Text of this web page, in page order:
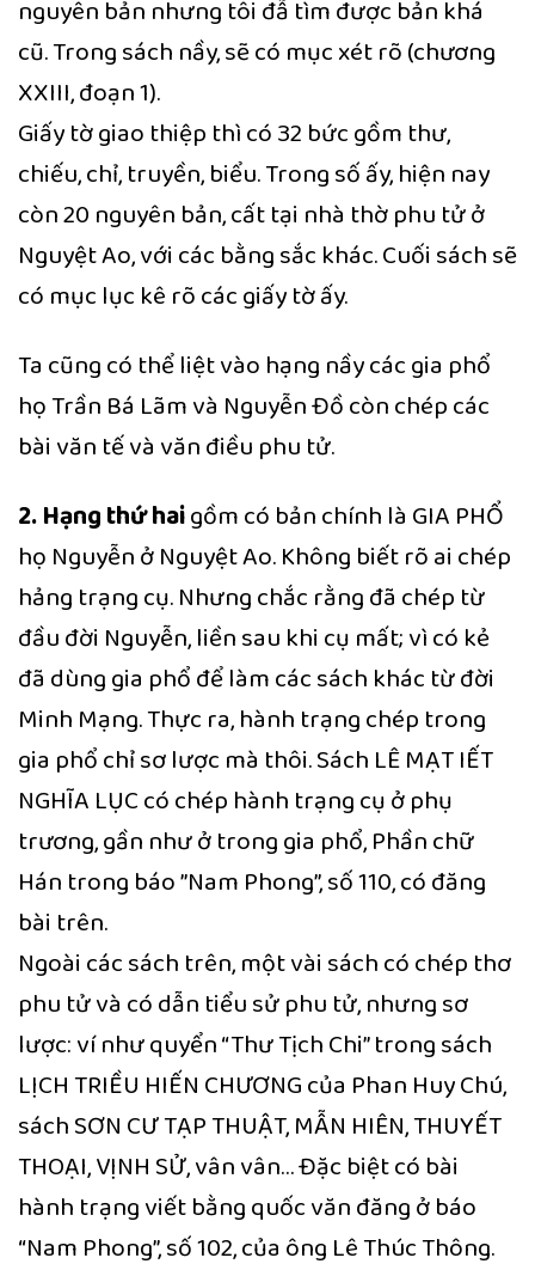
nguyên bản nhưng tôi đẫ tìm được bản khá
cũ. Trong sách nầy, sẽ có mục xét rõ (chương
XXIII, đoạn 1).
Giấy tờ giao thiệp thì có 32 bức gồm thư,
chiếu, chỉ, truyền, biểu. Trong số ấy, hiện nay
còn 20 nguyên bản, cất tại nhà thờ phu tử ở
Nguyệt Ao, với các bằng sắc khác. Cuối sách sẽ
có mục lục kê rõ các giấy tờ ấy.
Ta cũng có thể liệt vào hạng nầy các gia phổ
họ Trần Bá Lãm và Nguyễn Đồ còn chép các
bài văn tế và văn điều phu tử.
2. Hạng thứ haigồm có bản chính là GIA PHỔ
họ Nguyễn ở Nguyệt Ao. Không biết rõ ai chép
hảng trạng cụ. Nhưng chắc rằng đã chép từ
đầu đời Nguyễn, liền sau khi cụ mất; vì có kẻ
đã dùng gia phổ để làm các sách khác từ đời
Minh Mạng. Thực ra, hành trạng chép trong
gia phổ chỉ sơ lược mà thôi. Sách LÊ MẠT IẾT
NGHĨA LỤC có chép hành trạng cụ ở phụ
trương, gần như ở trong gia phổ, Phần chữ
Hán trong báo ”Nam Phong”, số 110, có đăng
bài trên.
Ngoài các sách trên, một vài sách có chép thơ
phu tử và có dẫn tiểu sử phu tử, nhưng sơ
lược: ví như quyển “Thư Tịch Chi” trong sách
LỊCH TRIỀU HIẾN CHƯƠNG của Phan Huy Chú,
sách SƠN CƯ TẠP THUẬT, MẪN HIÊN, THUYẾT
THOẠI, VỊNH SỬ, vân vân… Đặc biệt có bài
hành trạng viết bằng quốc văn đăng ở báo
“Nam Phong”, số 102, của ông Lê Thúc Thông.